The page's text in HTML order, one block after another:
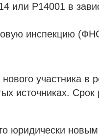
или Р14001 в
инспекцию
участника в
источниках.
юридически